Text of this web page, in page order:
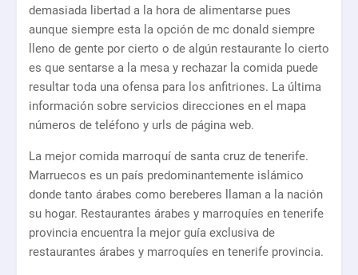
demasiada libertad a la hora de alimentarse pues
aunque siempre esta la opción de mc donald siempre
lleno de gente por cierto o de algún restaurante lo cierto
es que sentarse a la mesa y rechazar la comida puede
resultar toda una ofensa para los anfitriones. La última
información sobre servicios direcciones en el mapa
números de teléfono y urls de página web.
La mejor comida marroquí de santa cruz de tenerife.
Marruecos es un país predominantemente islámico
donde tanto árabes como bereberes llaman a la nación
su hogar. Restaurantes árabes y marroquíes en tenerife
provincia encuentra la mejor guía exclusiva de
restaurantes árabes y marroquíes en tenerife provincia.